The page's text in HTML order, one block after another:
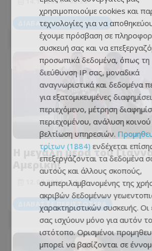
ΔΙΑΒΆΣΤΕ ΠΕΡΙΣΣΌΤΕΡΑ
Η μεγάλη μέρα του
Αμερική!
12.09.2024 - 14:20
ΔΙΑΒΆΣΤΕ ΠΕΡΙΣΣΌΤΕΡΑ
χρησιμοποιούμε cookies και
τεχνολογίες για να
έχουμε πρόσβαση σε
συσκευή σας και να
προσωπικά δεδομένα, όπως τη
διεύθυνση IP σας, μοναδικά
αναγνωριστικά και δεδομένα
για εξατομικευμένες
περιεχόμενο, μέτρηση
περιεχομένου, ανάλυση κοινού
βελτίωση υπηρεσιών.
τρίτων (1884) ενδέχεται
επεξεργάζονται τα δεδομένα
αυτούς και άλλους σκοπούς,
συμπεριλαμβανομένης της
ακριβών δεδομένων
χαρακτηριστικών συσκευής. Οι
σας ισχύουν μόνο για αυτόν
ιστότοπο. Ορισμένοι
μπορεί να βασίζονται σε